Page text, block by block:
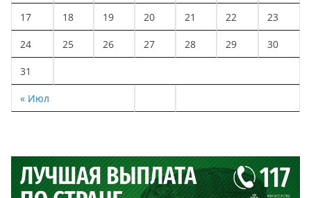
« Июл
17 18 19 20 21 22 23
24 25 26 27 28 29 30
31